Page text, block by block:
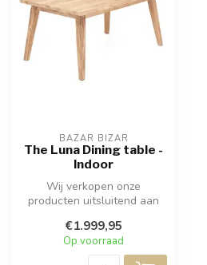
BAZAR BIZAR
The Luna Dining table -
Indoor
Wij verkopen onze
producten uitsluitend aan
van onze (...
€1.999,95
Op voorraad